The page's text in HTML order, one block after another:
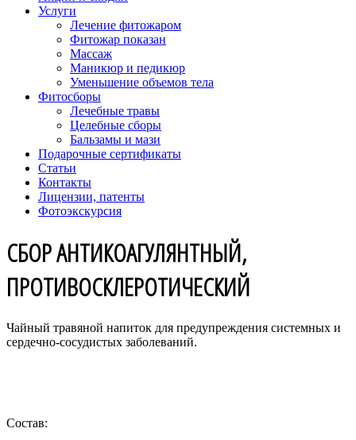
Услуги
Лечение фитожаром
Фитожар показан
Массаж
Маникюр и педикюр
Уменьшение объемов тела
Фитосборы
Лечебные травы
Целебные сборы
Бальзамы и мази
Подарочные сертификаты
Статьи
Контакты
Лицензии, патенты
Фотоэкскурсия
СБОР АНТИКОАГУЛЯНТНЫЙ,
ПРОТИВОСКЛЕРОТИЧЕСКИЙ
Чайный травяной напиток для предупреждения системных и
сердечно-сосудистых заболеваний.
Состав: